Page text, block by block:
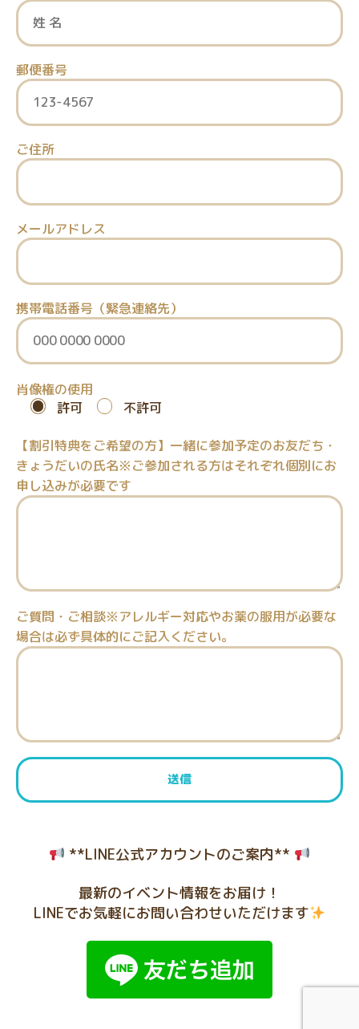
郵便番号
ご住所
メールアドレス
携帯電話番号（緊急連絡先）
肖像権の使用
許可
不許可
【割引特典をご希望の方】一緒に参加予定のお友だち・
きょうだいの氏名※ご参加される方はそれぞれ個別にお
申し込みが必要です
ご質問・ご相談※アレルギー対応やお薬の服用が必要な
場合は必ず具体的にご記入ください。
**LINE公式アカウントのご案内**
最新のイベント情報をお届け！
LINEでお気軽にお問い合わせいただけます